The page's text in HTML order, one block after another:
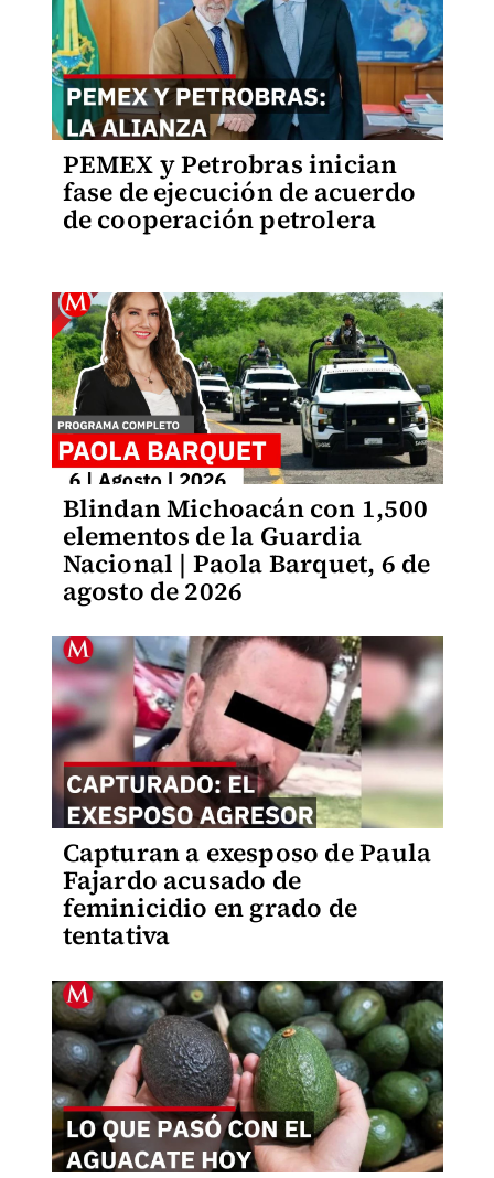
PEMEX y Petrobras inician
fase de ejecución de acuerdo
de cooperación petrolera
Blindan Michoacán con 1,500
elementos de la Guardia
Nacional | Paola Barquet, 6 de
agosto de 2026
Capturan a exesposo de Paula
Fajardo acusado de
feminicidio en grado de
tentativa